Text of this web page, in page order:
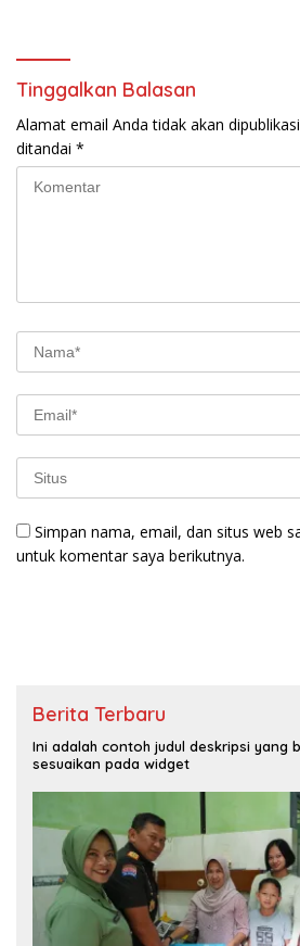
Tinggalkan Balasan
Alamat email Anda tidak akan
ditandai *
Simpan nama, email, dan situs web
untuk komentar saya berikutnya.
Berita Terbaru
Ini adalah contoh judul deskripsi yang
sesuaikan pada widget